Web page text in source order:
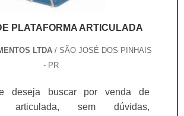
PLATAFORMA ARTICULADA
LTDA / SÃO JOSÉ DOS PINHAIS
- PR
deseja buscar por venda de
articulada, sem dúvidas,